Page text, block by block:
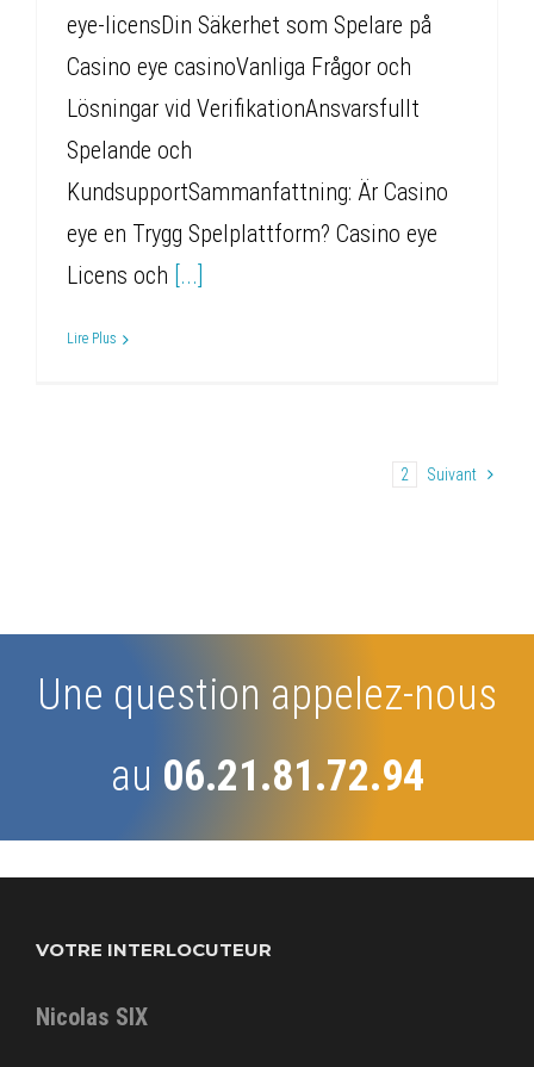
eye-licensDin Säkerhet som Spelare på
Casino eye casinoVanliga Frågor och
Lösningar vid VerifikationAnsvarsfullt
Spelande och
KundsupportSammanfattning: Är Casino
eye en Trygg Spelplattform? Casino eye
Licens och [...]
Lire Plus
2 Suivant
Une question appelez-nous
au 06.21.81.72.94
VOTRE INTERLOCUTEUR
Nicolas SIX